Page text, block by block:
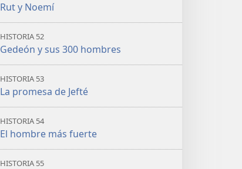
Rut y Noemí
HISTORIA 52
Gedeón y sus 300 hombres
HISTORIA 53
La promesa de Jefté
HISTORIA 54
El hombre más fuerte
HISTORIA 55